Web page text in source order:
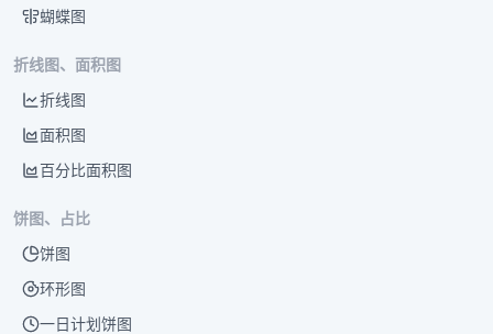
蝴蝶图
折线图、面积图
折线图
面积图
百分比面积图
饼图、占比
饼图
环形图
一日计划饼图